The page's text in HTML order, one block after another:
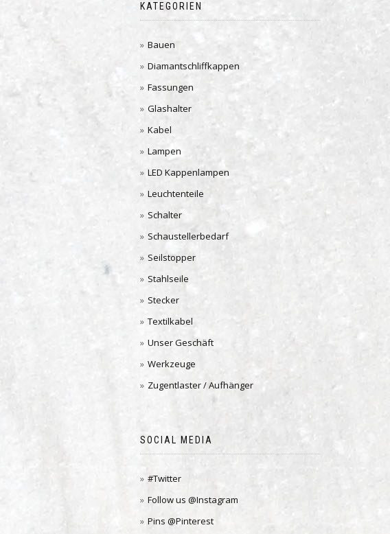
KATEGORIEN
Bauen
Diamantschliffkappen
Fassungen
Glashalter
Kabel
Lampen
LED Kappenlampen
Leuchtenteile
Schalter
Schaustellerbedarf
Seilstopper
Stahlseile
Stecker
Textilkabel
Unser Geschäft
Werkzeuge
Zugentlaster / Aufhänger
SOCIAL MEDIA
#Twitter
Follow us @Instagram
Pins @Pinterest